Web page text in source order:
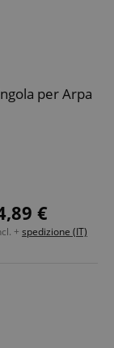
per Arpa
€
+ spedizione (IT)